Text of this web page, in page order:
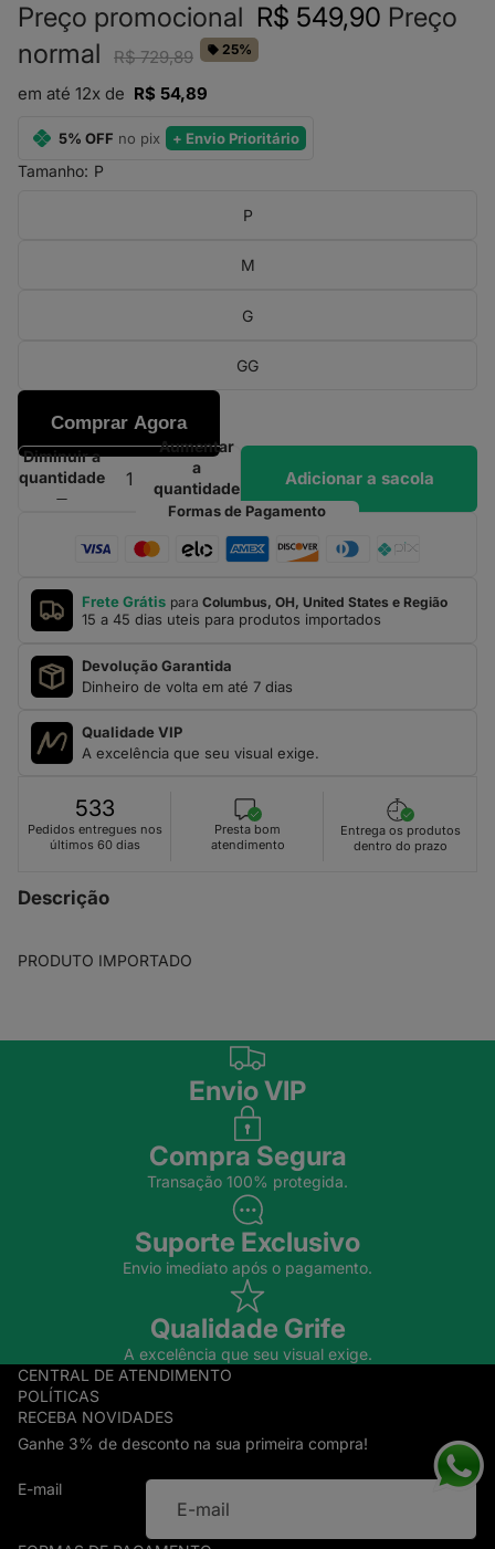
Preço promocional R$ 549,90 Preço
normal
R$ 729,89 25%
em até 12x de R$ 54,89
5% OFF no pix + Envio Prioritário
Tamanho: P
P
M
G
GG
Comprar Agora
Diminuir a
quantidade
Aumentar
a
quantidade
Adicionar a sacola
Formas de Pagamento
Frete Grátis para Columbus, OH, United States e Região
15 a 45 dias uteis para produtos importados
Devolução Garantida
Dinheiro de volta em até 7 dias
Qualidade VIP
A excelência que seu visual exige.
533
Pedidos entregues nos
últimos 60 dias
Presta bom
atendimento
Entrega os produtos
dentro do prazo
Descrição
PRODUTO IMPORTADO
Envio VIP
Compra Segura
Transação 100% protegida.
Suporte Exclusivo
Envio imediato após o pagamento.
Qualidade Grife
A excelência que seu visual exige.
CENTRAL DE ATENDIMENTO
POLÍTICAS
RECEBA NOVIDADES
Ganhe 3% de desconto na sua primeira compra!
E-mail